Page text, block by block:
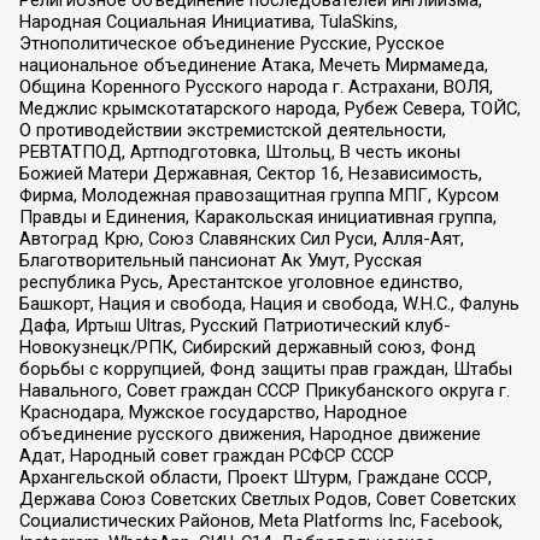
Народная Социальная Инициатива, TulaSkins,
Этнополитическое объединение Русские, Русское
национальное объединение Атака, Мечеть Мирмамеда,
Община Коренного Русского народа г. Астрахани, ВОЛЯ,
Меджлис крымскотатарского народа, Рубеж Севера, ТОЙС,
О противодействии экстремистской деятельности,
РЕВТАТПОД, Артподготовка, Штольц, В честь иконы
Божией Матери Державная, Сектор 16, Независимость,
Фирма, Молодежная правозащитная группа МПГ, Курсом
Правды и Единения, Каракольская инициативная группа,
Автоград Крю, Союз Славянских Сил Руси, Алля-Аят,
Благотворительный пансионат Ак Умут, Русская
республика Русь, Арестантское уголовное единство,
Башкорт, Нация и свобода, Нация и свобода, W.H.С., Фалунь
Дафа, Иртыш Ultras, Русский Патриотический клуб-
Новокузнецк/РПК, Сибирский державный союз, Фонд
борьбы с коррупцией, Фонд защиты прав граждан, Штабы
Навального, Совет граждан СССР Прикубанского округа г.
Краснодара, Мужское государство, Народное
объединение русского движения, Народное движение
Адат, Народный совет граждан РСФСР СССР
Архангельской области, Проект Штурм, Граждане СССР,
Держава Союз Советских Светлых Родов, Совет Советских
Социалистических Районов, Meta Platforms Inc, Facebook,